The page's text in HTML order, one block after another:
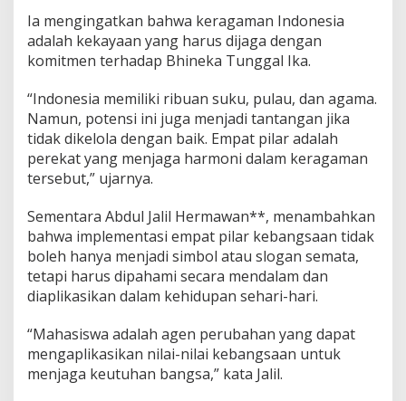
Ia mengingatkan bahwa keragaman Indonesia
adalah kekayaan yang harus dijaga dengan
komitmen terhadap Bhineka Tunggal Ika.
“Indonesia memiliki ribuan suku, pulau, dan agama.
Namun, potensi ini juga menjadi tantangan jika
tidak dikelola dengan baik. Empat pilar adalah
perekat yang menjaga harmoni dalam keragaman
tersebut,” ujarnya.
Sementara Abdul Jalil Hermawan**, menambahkan
bahwa implementasi empat pilar kebangsaan tidak
boleh hanya menjadi simbol atau slogan semata,
tetapi harus dipahami secara mendalam dan
diaplikasikan dalam kehidupan sehari-hari.
“Mahasiswa adalah agen perubahan yang dapat
mengaplikasikan nilai-nilai kebangsaan untuk
menjaga keutuhan bangsa,” kata Jalil.